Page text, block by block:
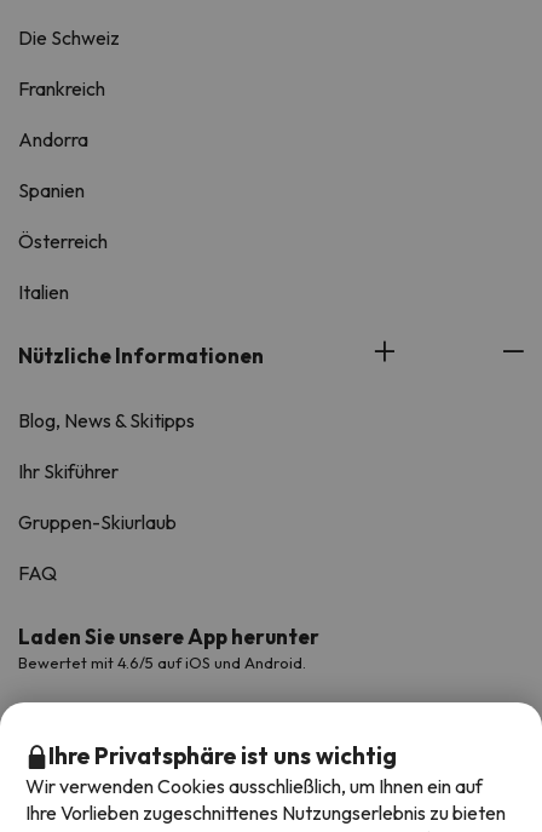
Die Schweiz
Frankreich
Andorra
Spanien
Österreich
Italien
Nützliche Informationen
Blog, News & Skitipps
Ihr Skiführer
Gruppen-Skiurlaub
FAQ
Laden Sie unsere App herunter
Bewertet mit 4.6/5 auf iOS und Android.
Ihre Privatsphäre ist uns wichtig
Wir verwenden Cookies ausschließlich, um Ihnen ein auf
Ihre Vorlieben zugeschnittenes Nutzungserlebnis zu bieten